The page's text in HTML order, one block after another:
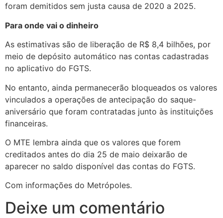
foram demitidos sem justa causa de 2020 a 2025.
Para onde vai o dinheiro
As estimativas são de liberação de R$ 8,4 bilhões, por
meio de depósito automático nas contas cadastradas
no aplicativo do FGTS.
No entanto, ainda permanecerão bloqueados os valores
vinculados a operações de antecipação do saque-
aniversário que foram contratadas junto às instituições
financeiras.
O MTE lembra ainda que os valores que forem
creditados antes do dia 25 de maio deixarão de
aparecer no saldo disponível das contas do FGTS.
Com informações do Metrópoles.
Deixe um comentário